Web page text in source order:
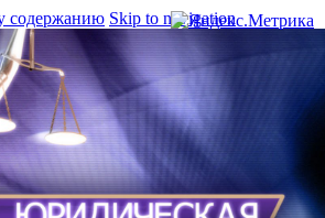
содержанию Skip to navigation